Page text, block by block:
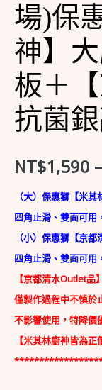
場)保
神】
板＋
抗菌
NT$1,590 –
（大）保惠獅【米
四角止滑、雙面可用
（小）保惠獅【京
四角止滑、雙面可用
【京都清水Outlet品
僅製作過程中不慎於
不影響使用，特降價
【米其林廚神皆為正
可
至
原
賣
場)
保
惠
【米
其
林
廚
神】
大
版
面
可
剁